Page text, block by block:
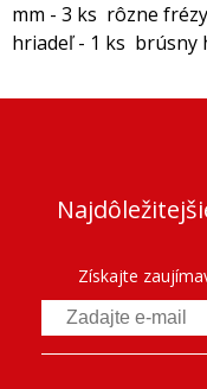
mm - 3 ks rôzne
hriadeľ - 1 ks brúsny
Získajte